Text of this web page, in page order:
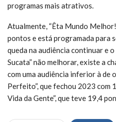
programas mais atrativos.
Atualmente, “Êta Mundo
pontos e está programada para
queda na audiência continuar e o
Sucata” não melhorar, existe a
com uma audiência inferior à de
Perfeito”, que fechou 2023 com
Vida da Gente”, que teve 19,4